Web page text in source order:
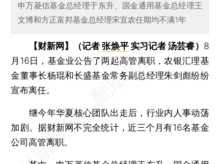
申万菱信基金总经理于东升、国金通用基金总经理王
文博和方正富邦基金总经理宋宜农任期均不满1年
【财新网】（记者张焕平实习记者 汤芸睿） 8
月16日，基金业公告了两起高管离职，农银汇理基
金董事长杨琨和长盛基金常务副总经理朱剑彪纷纷
宣布离任。
继今年华夏核心团队出走后，行业内人事动荡
加剧。据财新网不完全统计，近三个月有16名基金
公司高管离职。